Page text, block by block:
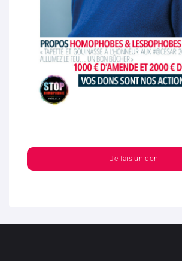
Je fais un don